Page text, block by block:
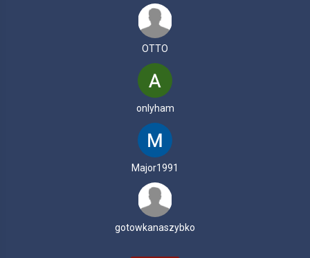
OTTO
onlyham
Major1991
gotowkanaszybko